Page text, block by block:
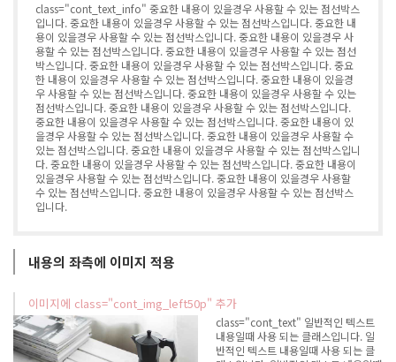
class="cont_text_info" 중요한 내용이 있을경우 사용할 수 있는 점선박스
입니다. 중요한 내용이 있을경우 사용할 수 있는 점선박스입니다. 중요한 내
용이 있을경우 사용할 수 있는 점선박스입니다. 중요한 내용이 있을경우 사
용할 수 있는 점선박스입니다. 중요한 내용이 있을경우 사용할 수 있는 점선
박스입니다. 중요한 내용이 있을경우 사용할 수 있는 점선박스입니다. 중요
한 내용이 있을경우 사용할 수 있는 점선박스입니다. 중요한 내용이 있을경
우 사용할 수 있는 점선박스입니다. 중요한 내용이 있을경우 사용할 수 있는
점선박스입니다. 중요한 내용이 있을경우 사용할 수 있는 점선박스입니다.
중요한 내용이 있을경우 사용할 수 있는 점선박스입니다. 중요한 내용이 있
을경우 사용할 수 있는 점선박스입니다. 중요한 내용이 있을경우 사용할 수
있는 점선박스입니다. 중요한 내용이 있을경우 사용할 수 있는 점선박스입니
다. 중요한 내용이 있을경우 사용할 수 있는 점선박스입니다. 중요한 내용이
있을경우 사용할 수 있는 점선박스입니다. 중요한 내용이 있을경우 사용할
수 있는 점선박스입니다. 중요한 내용이 있을경우 사용할 수 있는 점선박스
입니다.
내용의 좌측에 이미지 적용
이미지에 class="cont_img_left50p" 추가
class="cont_text" 일반적인 텍스트
내용일때 사용 되는 클래스입니다. 일
반적인 텍스트 내용일때 사용 되는 클